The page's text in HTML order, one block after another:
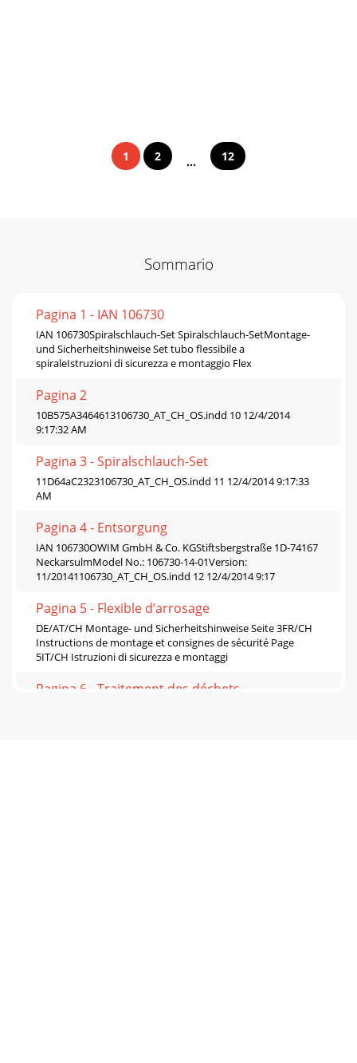
1 2 ... 12
Sommario
Pagina 1 - IAN 106730
IAN 106730Spiralschlauch-Set Spiralschlauch-SetMontage-
und Sicherheitshinweise Set tubo ﬂessibile a
spiraleIstruzioni di sicurezza e montaggio Flex
Pagina 2
10B575A3464613106730_AT_CH_OS.indd 10 12/4/2014
9:17:32 AM
Pagina 3 - Spiralschlauch-Set
11D64aC2323106730_AT_CH_OS.indd 11 12/4/2014 9:17:33
AM
Pagina 4 - Entsorgung
IAN 106730OWIM GmbH & Co. KGStiftsbergstraße 1D-74167
NeckarsulmModel No.: 106730-14-01Version:
11/20141106730_AT_CH_OS.indd 12 12/4/2014 9:17
Pagina 5 - Flexible d’arrosage
DE/AT/CH Montage- und Sicherheitshinweise Seite 3FR/CH
Instructions de montage et consignes de sécurité Page
5IT/CH Istruzioni di sicurezza e montaggi
Pagina 6 - Traitement des déchets